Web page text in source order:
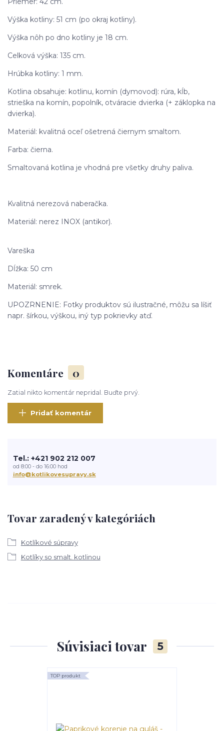
Výška kotliny: 51 cm (po okraj kotliny).
Výška nôh po dno kotliny je 18 cm.
Celková výška: 135 cm.
Hrúbka kotliny: 1 mm.
Kotlina obsahuje: kotlinu, komín (dymovod): rúra, kĺb,
strieška na komín, popolník, otváracie dvierka (+ záklopka na
dvierka).
Materiál: kvalitná oceľ ošetrená čiernym smaltom.
Farba: čierna.
Smaltovaná kotlina je vhodná pre všetky druhy paliva.
Kvalitná nerezová naberačka.
Materiál: nerez INOX (antikor).
Vareška
Dĺžka: 50 cm
Materiál: smrek.
UPOZRNENIE: Fotky produktov sú ilustračné, môžu sa líšiť
napr. šírkou, výškou, iný typ pokrievky atď.
Komentáre 0
Zatial nikto komentár nepridal. Buďte prvý.
Pridať komentár
Tovar zaradený v kategóriách
Kotlíkové súpravy
Kotlíky so smalt. kotlinou
Tel.: +421 902 212 007
od 8:00 - do 16:00 hod
info@kotlikovesupravy.sk
Súvisiaci tovar 5
TOP produkt